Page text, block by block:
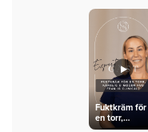
Fuktkräm för
en torr,
känslig och